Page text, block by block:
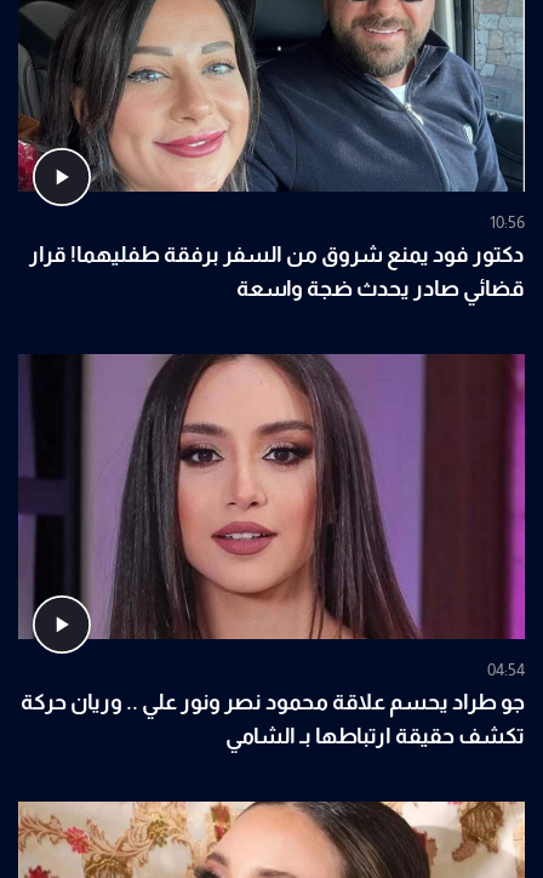
10:56
دكتور فود يمنع شروق من السفر برفقة طفليهما! قرار
قضائي صادر يحدث ضجة واسعة
04:54
جو طراد يحسم علاقة محمود نصر ونور علي .. وريان حركة
تكشف حقيقة ارتباطها بـ الشامي